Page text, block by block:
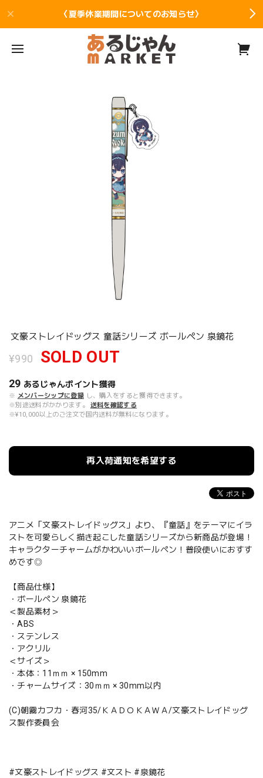
〈夏季休業期間についてのお知らせ〉
文豪ストレイドッグス 童話シリーズ ボールペン 泉鏡花
¥990 SOLD OUT
29 あるじゃんポイント獲得
※ メンバーシップに登録 し、購入をすると獲得できます。
※別途送料がかかります。
送料を確認する
※¥10,000以上のご注文で国内送料が無料になります。
再入荷通知を希望する
アニメ「文豪ストレイドッグス」より、『童話』をテーマにイラ
ストを可愛らしく描き起こした童話シリーズから新商品が登場！
キャラクターチャームがかわいいボールペン！普段使いにおすす
めです◎
【商品仕様】
・ボールペン 泉鏡花
＜製品素材＞
・ABS
・ステンレス
・アクリル
＜サイズ＞
・本体：11ｍｍ × 150mm
・チャームサイズ：30ｍｍ × 30mm以内
(C)朝霧カフカ・春河35/ＫＡＤＯＫＡＷＡ/文豪ストレイドッグ
ス製作委員会
#文豪ストレイドッグス #文スト #泉鏡花